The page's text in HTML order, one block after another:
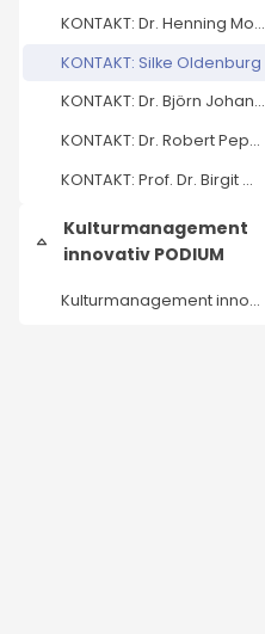
KONTAKT: Dr. Henning Mohr
KONTAKT: Silke Oldenburg
KONTAKT: Dr. Björn Johannsen
KONTAKT: Dr. Robert Peper
KONTAKT: Prof. Dr. Birgit Mandel
Einklappen
Kulturmanagement
innovativ PODIUM
Kulturmanagement innovativ PODIUM